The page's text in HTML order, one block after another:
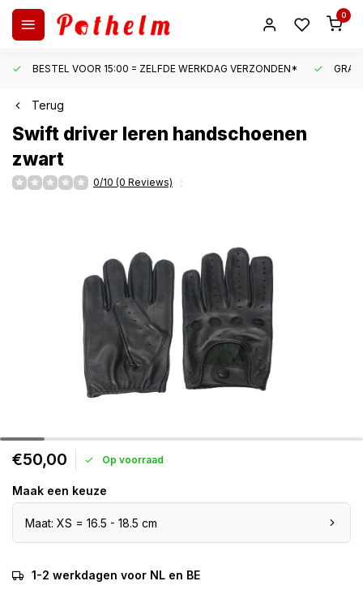
0
BESTEL VOOR 15:00 = ZELFDE WERKDAG VERZONDEN*
Terug
Swift driver leren handschoenen
zwart
0/10 (0 Reviews)
€50,00 Op voorraad
Maak een keuze
Maat: XS = 16.5 - 18.5 cm
1-2 werkdagen voor NL en BE